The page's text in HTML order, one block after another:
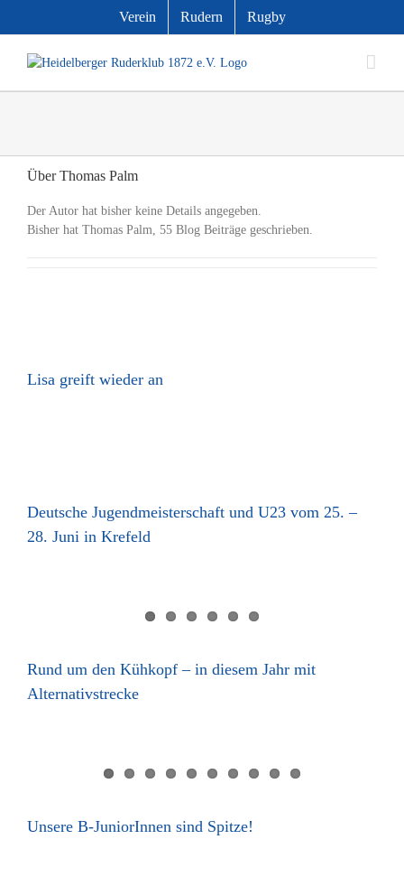
Verein Rudern Rugby
ÜberThomas Palm
Der Autor hat bisher keine Details angegeben.
Bisher hat Thomas Palm, 55 Blog Beiträge geschrieben.
Lisa greift wieder an
Deutsche Jugendmeisterschaft und U23 vom 25. –
28. Juni in Krefeld
Rund um den Kühkopf – in diesem Jahr mit
Alternativstrecke
Unsere B-JuniorInnen sind Spitze!